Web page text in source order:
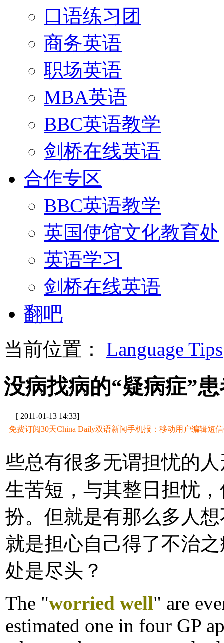
口语练习团
商务英语
职场英语
MBA英语
BBC英语教学
剑桥在线英语
合作专区
BBC英语教学
英国使馆文化教育处
英语学习
剑桥在线英语
翻吧
当前位置： Language Tips
没病找病的“疑病症”
[ 2011-01-13 14:33]
免费订阅30天China Daily双语新闻手机报：移动用户编辑短信
些总有很多无谓担忧的
生苦短，与其整日担忧
扮。但就是有那么多人
就是担心自己得了不治
处是尽头？
The "worried well" are
estimated one in four GP